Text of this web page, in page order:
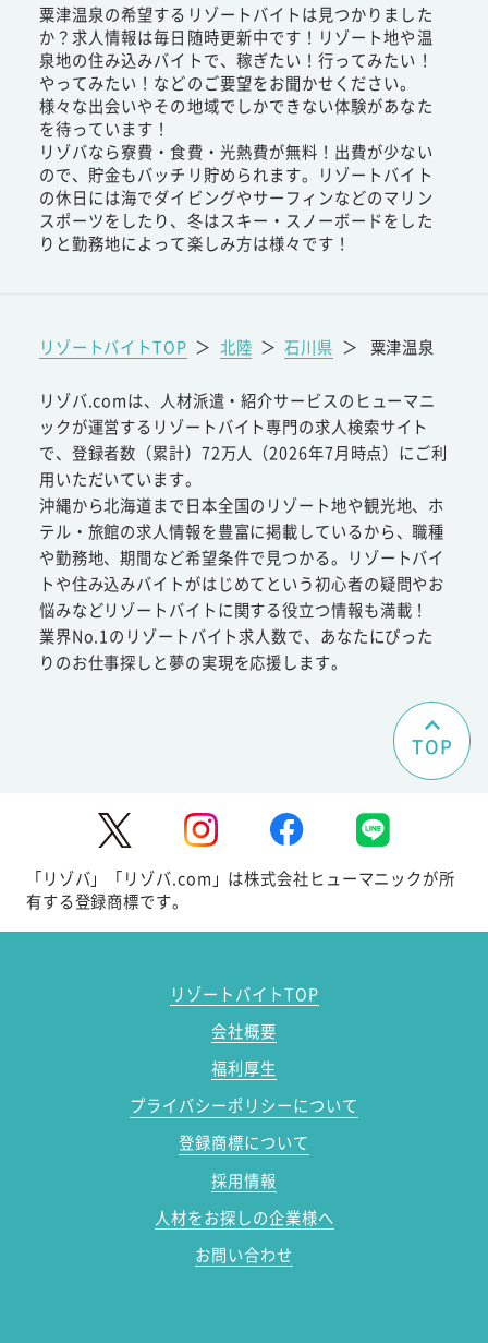
粟津温泉の希望するリゾートバイトは見つかりました
か？求人情報は毎日随時更新中です！リゾート地や温
泉地の住み込みバイトで、稼ぎたい！行ってみたい！
やってみたい！などのご要望をお聞かせください。
様々な出会いやその地域でしかできない体験があなた
を待っています！
リゾバなら寮費・食費・光熱費が無料！出費が少ない
ので、貯金もバッチリ貯められます。リゾートバイト
の休日には海でダイビングやサーフィンなどのマリン
スポーツをしたり、冬はスキー・スノーボードをした
りと勤務地によって楽しみ方は様々です！
リゾートバイトTOP ＞ 北陸 ＞ 石川県 ＞ 粟津温泉
リゾバ.comは、人材派遣・紹介サービスのヒューマニ
ックが運営するリゾートバイト専門の求人検索サイト
で、登録者数（累計）72万人（2026年7月時点）にご利
用いただいています。
沖縄から北海道まで日本全国のリゾート地や観光地、ホ
テル・旅館の求人情報を豊富に掲載しているから、職種
や勤務地、期間など希望条件で見つかる。リゾートバイ
トや住み込みバイトがはじめてという初心者の疑問やお
悩みなどリゾートバイトに関する役立つ情報も満載！
業界No.1のリゾートバイト求人数で、あなたにぴった
りのお仕事探しと夢の実現を応援します。
TOP
「リゾバ」「リゾバ.com」は株式会社ヒューマニックが所
有する登録商標です。
リゾートバイトTOP
会社概要
福利厚生
プライバシーポリシーについて
登録商標について
採用情報
人材をお探しの企業様へ
お問い合わせ